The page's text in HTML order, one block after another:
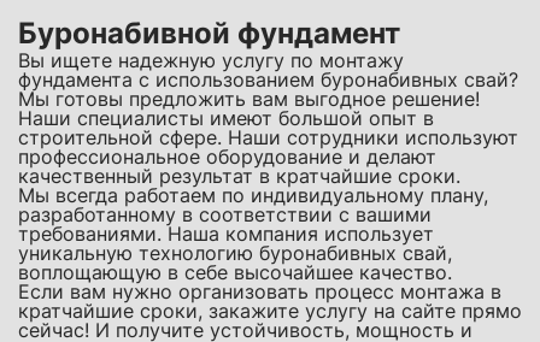
Буронабивной фундамент
Вы ищете надежную услугу по монтажу
фундамента с использованием буронабивных свай?
Мы готовы предложить вам выгодное решение!
Наши специалисты имеют большой опыт в
строительной сфере. Наши сотрудники используют
профессиональное оборудование и делают
качественный результат в кратчайшие сроки.
Мы всегда работаем по индивидуальному плану,
разработанному в соответствии с вашими
требованиями. Наша компания использует
уникальную технологию буронабивных свай,
воплощающую в себе высочайшее качество.
Если вам нужно организовать процесс монтажа в
кратчайшие сроки, закажите услугу на сайте прямо
сейчас! И получите устойчивость, мощность и